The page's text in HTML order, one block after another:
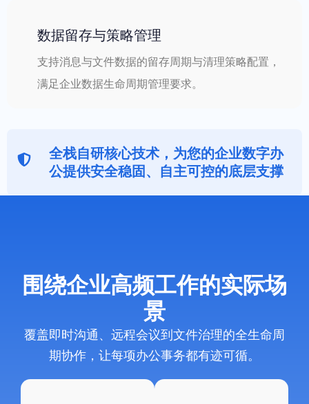
数据留存与策略管理
支持消息与文件数据的留存周期与清理策略配置，
满足企业数据生命周期管理要求。
全栈自研核心技术，为您的企业数字办
公提供安全稳固、自主可控的底层支撑
围绕企业高频工作的实际场
景
覆盖即时沟通、远程会议到文件治理的全生命周
期协作，让每项办公事务都有迹可循。